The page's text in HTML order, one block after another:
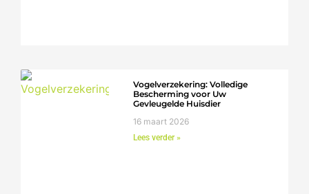
Vogelverzekering: Volledige
Bescherming voor Uw
Gevleugelde Huisdier
16 maart 2026
Lees verder »